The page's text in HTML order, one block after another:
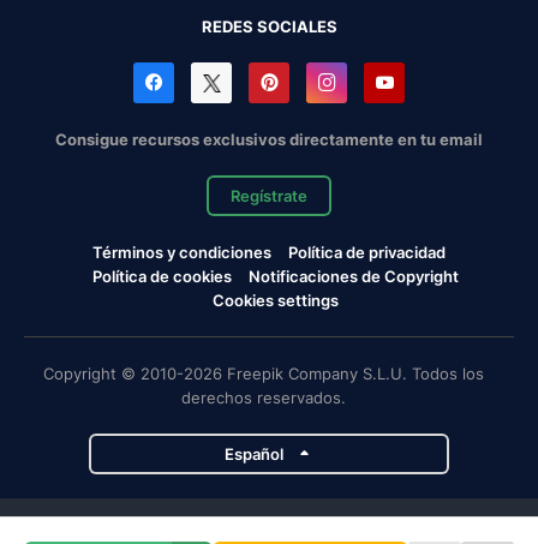
REDES SOCIALES
Consigue recursos exclusivos directamente en tu email
Regístrate
Términos y condiciones
Política de privacidad
Política de cookies
Notificaciones de Copyright
Cookies settings
Copyright © 2010-2026 Freepik Company S.L.U. Todos los
derechos reservados.
Español